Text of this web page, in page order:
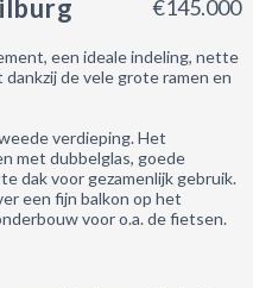
€145.000
een ideale indeling, nette
de vele grote ramen en
verdieping. Het
met dubbelglas, goede
dak voor gezamenlijk gebruik.
een fijn balkon op het
voor o.a. de fietsen.